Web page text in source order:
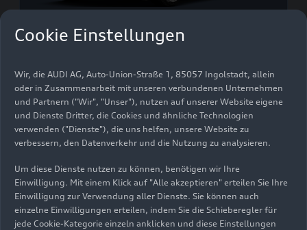
Benzin / Diesel / Plug-in-
Hybrid
Cookie Einstellungen
Wir, die AUDI AG, Auto-Union-Straße 1, 85057 Ingolstadt, allein
oder in Zusammenarbeit mit unseren verbundenen Unternehmen
und Partnern ("Wir", "Unser"), nutzen auf unserer Website eigene
und Dienste Dritter, die Cookies und ähnliche Technologien
verwenden ("Dienste"), die uns helfen, unsere Website zu
verbessern, den Datenverkehr und die Nutzung zu analysieren.
Um diese Dienste nutzen zu können, benötigen wir Ihre
Einwilligung. Mit einem Klick auf "Alle akzeptieren" erteilen Sie Ihre
Einwilligung zur Verwendung aller Dienste. Sie können auch
einzelne Einwilligungen erteilen, indem Sie die Schieberegler für
jede Cookie-Kategorie einzeln anklicken und diese Einstellungen